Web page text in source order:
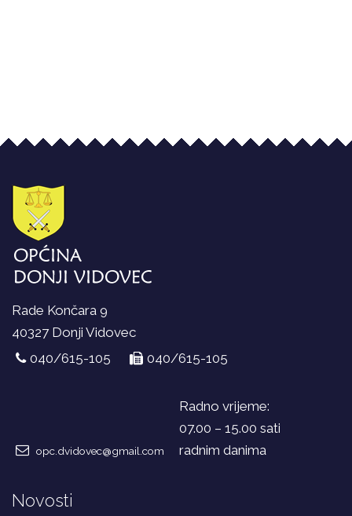
Rade Končara 9
40327 Donji Vidovec
040/615-105
040/615-105
opc.dvidovec@gmail.com
Radno vrijeme:
07.00 – 15.00 sati
radnim danima
Novosti